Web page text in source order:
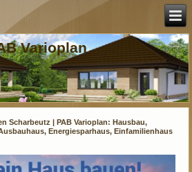
Varioplan
Scharbeutz | PAB Varioplan: Hausbau,
Energiesparhaus, Einfamilienhaus